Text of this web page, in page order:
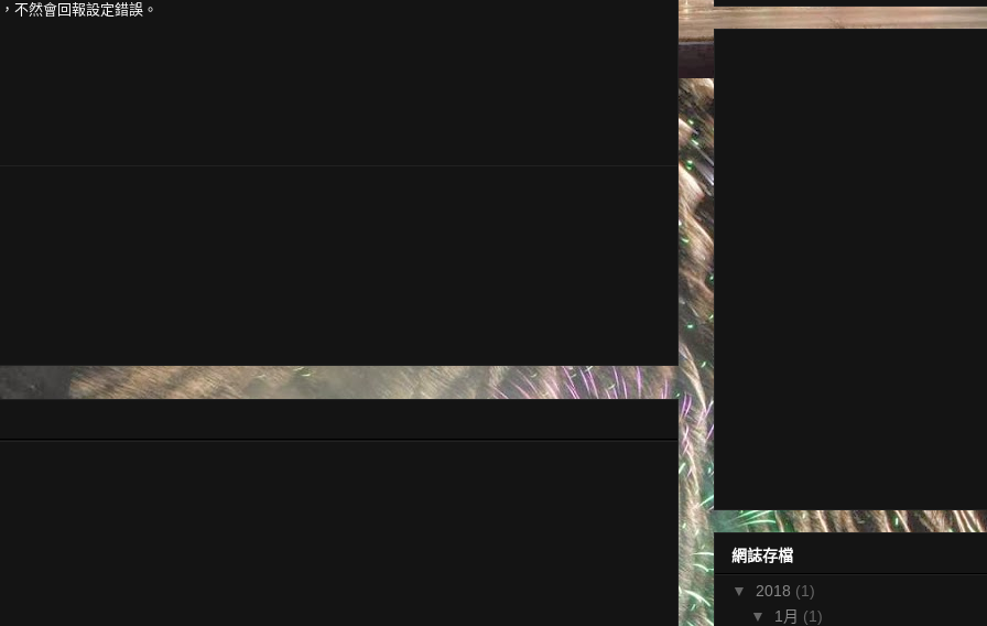
不然會回報設定錯誤。
網誌存檔
▼ 2018 (1)
▼ 1月 (1)